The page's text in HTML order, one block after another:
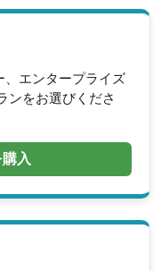
エンタープライズ
ンをお選びくださ
入